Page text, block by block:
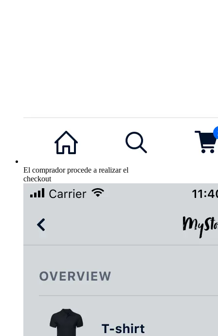
El comprador procede a realizar el
checkout